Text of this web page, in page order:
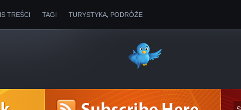
TREŚCI TAGI TURYSTYKA, PODRÓŻE